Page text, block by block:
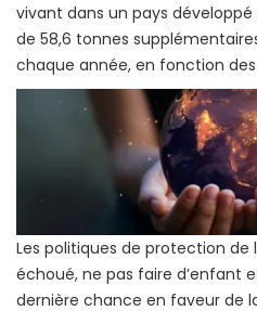
vivant dans un pays
de 58,6 tonnes
chaque année, en fonction
Les politiques de protection de
échoué, ne pas faire d’enfant
dernière chance en faveur de